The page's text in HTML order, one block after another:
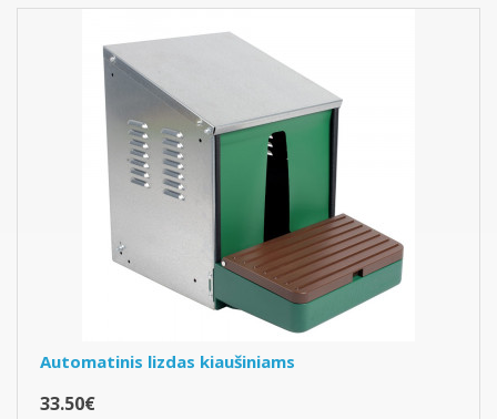
Automatinis lizdas kiaušiniams
33.50€